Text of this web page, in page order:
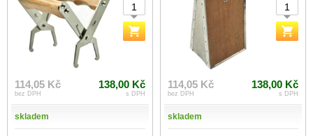
114,05 Kč
bez DPH
138,00 Kč
s DPH
skladem
114,05 Kč
bez DPH
138,00 Kč
s DPH
skladem